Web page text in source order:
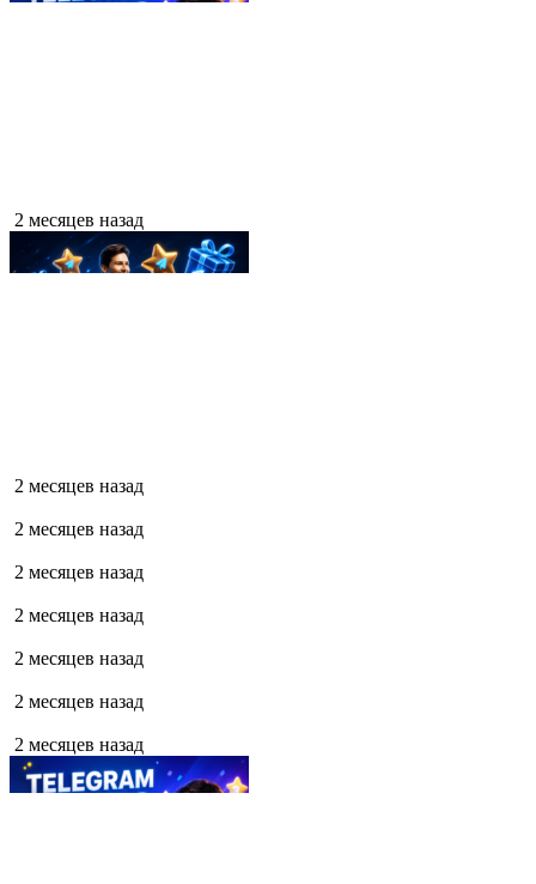
2 месяцев назад
2 месяцев назад
2 месяцев назад
2 месяцев назад
2 месяцев назад
2 месяцев назад
2 месяцев назад
2 месяцев назад